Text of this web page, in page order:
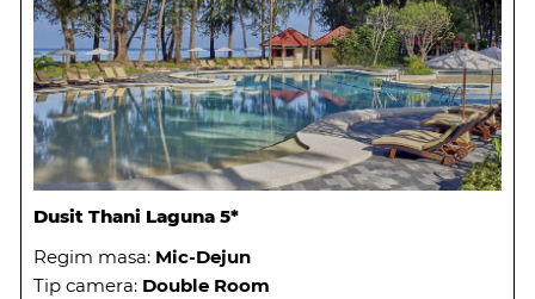
Dusit Thani Laguna 5*
Regim masa: Mic-Dejun
Tip camera: Double Room